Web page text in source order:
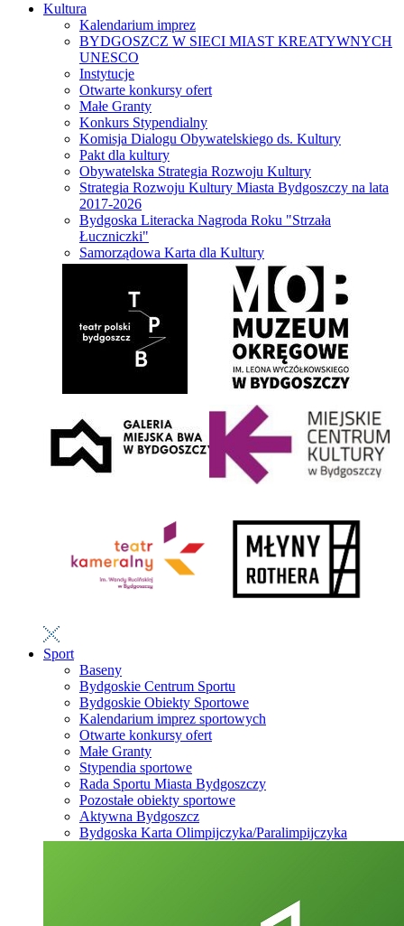
Kultura
Kalendarium imprez
BYDGOSZCZ W SIECI MIAST KREATYWNYCH
UNESCO
Instytucje
Otwarte konkursy ofert
Małe Granty
Konkurs Stypendialny
Komisja Dialogu Obywatelskiego ds. Kultury
Pakt dla kultury
Obywatelska Strategia Rozwoju Kultury
Strategia Rozwoju Kultury Miasta Bydgoszczy na lata
2017-2026
Bydgoska Literacka Nagroda Roku "Strzała
Łuczniczki"
Samorządowa Karta dla Kultury
Sport
Baseny
Bydgoskie Centrum Sportu
Bydgoskie Obiekty Sportowe
Kalendarium imprez sportowych
Otwarte konkursy ofert
Małe Granty
Stypendia sportowe
Rada Sportu Miasta Bydgoszczy
Pozostałe obiekty sportowe
Aktywna Bydgoszcz
Bydgoska Karta Olimpijczyka/Paralimpijczyka